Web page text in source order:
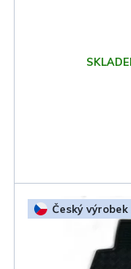
Český výrobek